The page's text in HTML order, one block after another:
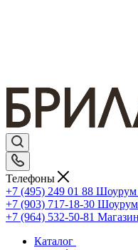
Телефоны
+7 (495) 249 01 88 Шоурум
+7 (903) 717-18-30 Шоурум
+7 (964) 532-50-81
Каталог